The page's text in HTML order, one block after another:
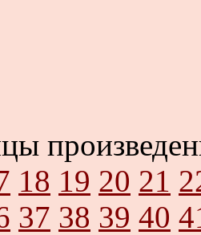
18 19 20 21
37 38 39 40